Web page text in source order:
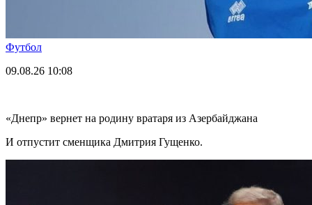
Футбол
09.08.26 10:08
«Днепр» вернет на родину вратаря из Азербайджана
И отпустит сменщика Дмитрия Гущенко.